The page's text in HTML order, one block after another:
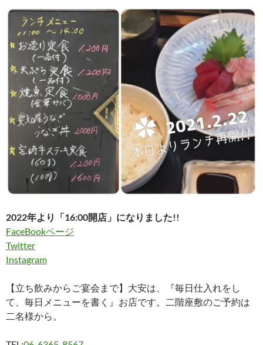
2022年より「16:00開店」になりました!!
FaceBookページ
Twitter
Instagram
【立ち飲みからご宴会まで】大安は、『毎日仕入れをし
て、毎日メニューを書く』お店です。二階座敷のご予約は
二名様から。